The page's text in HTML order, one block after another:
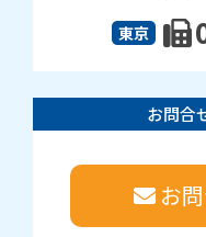
東京
お問合
お